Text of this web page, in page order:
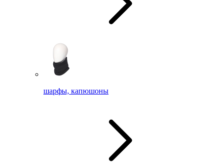
шарфы, капюшоны